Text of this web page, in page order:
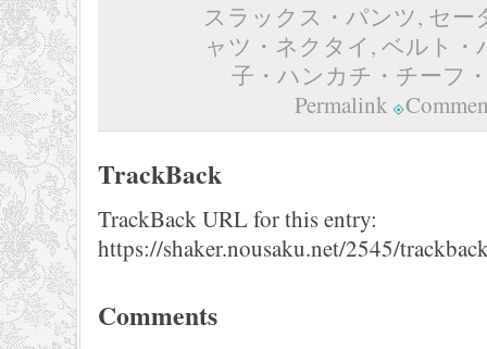
スラックス・パンツ, セー
ャツ・ネクタイ , ベルト・
子・ハンカチ・チーフ
Permalink
TrackBack
TrackBack URL for this entry:
https://shaker.nousaku.net/2545/
Comments